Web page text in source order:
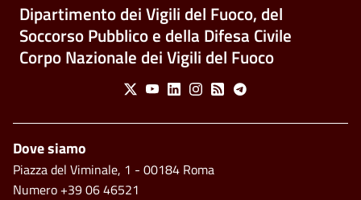
Dipartimento dei Vigili del Fuoco, del
Soccorso Pubblico e della Difesa Civile
Corpo Nazionale dei Vigili del Fuoco
Social Menu
X YoutubeLinkedinInstagram
Feed Telegram
Piè di pagina
Dove siamo
Piazza del Viminale, 1 - 00184 Roma
Numero +39 06 46521